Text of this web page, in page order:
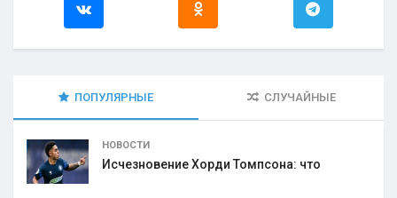
ПОПУЛЯРНЫЕ СЛУЧАЙНЫЕ
НОВОСТИ
Исчезновение Хорди Томпсона: что